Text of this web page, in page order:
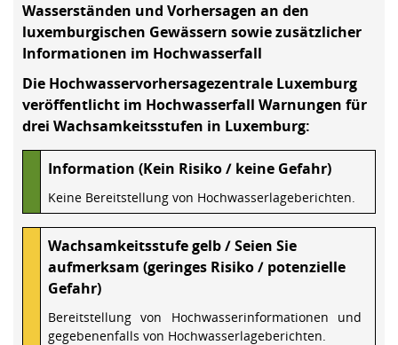
Wasserständen und Vorhersagen an den
luxemburgischen Gewässern sowie zusätzlicher
Informationen im Hochwasserfall
Die Hochwasservorhersagezentrale Luxemburg
veröffentlicht im Hochwasserfall Warnungen für
drei Wachsamkeitsstufen in Luxemburg:
Information (Kein Risiko / keine Gefahr)
Keine Bereitstellung von Hochwasserlageberichten.
Wachsamkeitsstufe gelb / Seien Sie
aufmerksam (geringes Risiko / potenzielle
Gefahr)
Bereitstellung von Hochwasserinformationen und
gegebenenfalls von Hochwasserlageberichten.